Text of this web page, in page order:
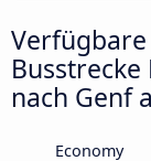
nach Genf
Economy